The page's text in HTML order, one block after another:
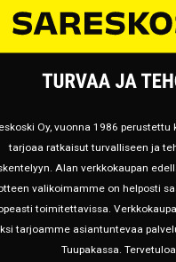
Oy, vuonna 1986 perustettu
tarjoaa ratkaisut turvalliseen ja
Alan verkkokaupan
valikoimamme on helposti
toimitettavissa.
tarjoamme asiantuntevaa
Tuupakassa.